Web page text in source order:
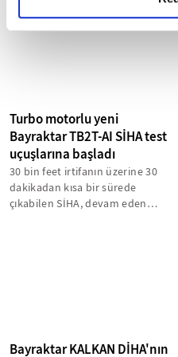
Turbo motorlu yeni
Bayraktar TB2T-AI SİHA test
uçuşlarına başladı
30 bin feet irtifanın üzerine 30
dakikadan kısa bir sürede
çıkabilen SİHA, devam eden
Bayraktar KALKAN DİHA'nın